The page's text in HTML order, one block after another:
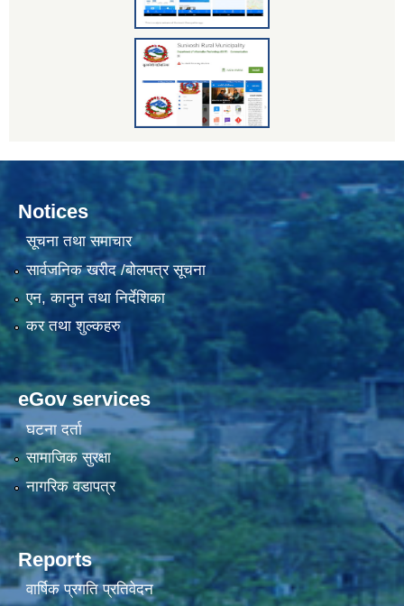
Notices
सूचना तथा समाचार
सार्वजनिक खरीद /बोलपत्र सूचना
एन, कानुन तथा निर्देशिका
कर तथा शुल्कहरु
eGov services
घटना दर्ता
सामाजिक सुरक्षा
नागरिक वडापत्र
Reports
वार्षिक प्रगति प्रतिवेदन